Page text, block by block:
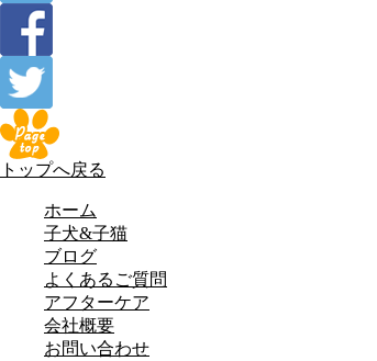
トップへ戻る
ホーム
子犬&子猫
ブログ
よくあるご質問
アフターケア
会社概要
お問い合わせ